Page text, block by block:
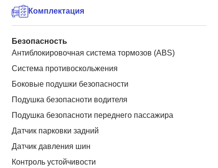
Комплектация
Безопасность
Антиблокировочная система тормозов (ABS)
Система противоскольжения
Боковые подушки безопасности
Подушка безопасноти водителя
Подушка безопасноти переднего пассажира
Датчик парковки задний
Датчик давления шин
Контроль устойчивости